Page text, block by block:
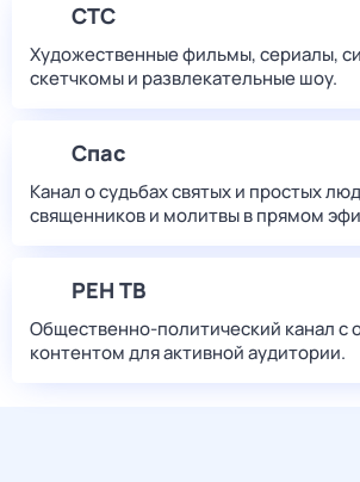
СТС
Художественные фильмы, сериалы,
скетчкомы и развлекательные шоу.
Спас
Канал о судьбах святых и простых
священников и молитвы в прямом
РЕН ТВ
Общественно-политический канал с
контентом для активной аудитории.